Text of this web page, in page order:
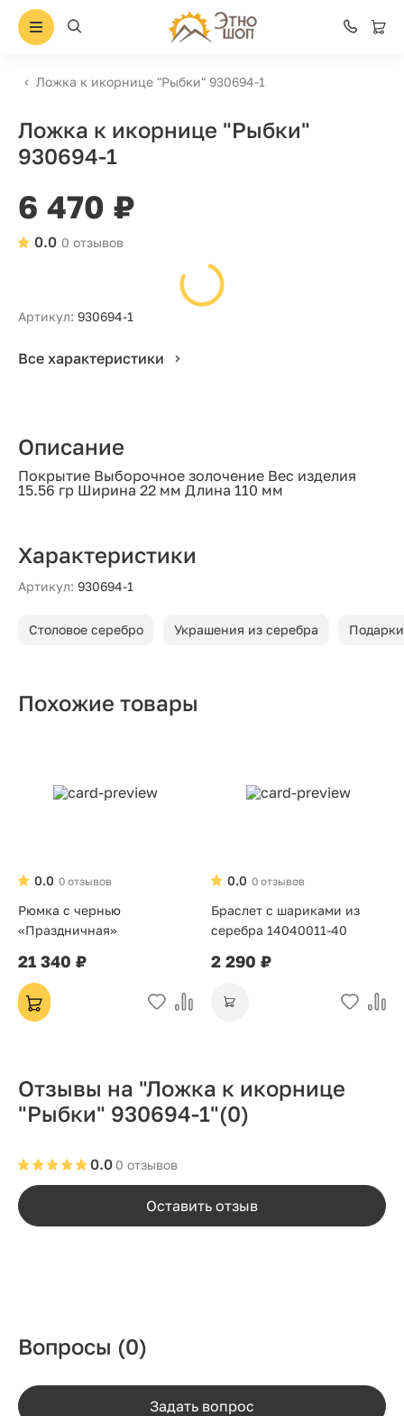
Ложка к икорнице "Рыбки" 930694-1
Ложка к икорнице "Рыбки"
930694-1
6 470 ₽
0 отзывов
0.0
Артикул: 930694-1
Все характеристики
Описание
Покрытие Выборочное золочение Вес изделия
15.56 гр Ширина 22 мм Длина 110 мм
Характеристики
Артикул: 930694-1
Столовое серебро Украшения из серебра
Похожие товары
0 отзывов
0.0
Рюмка с чернью
«Праздничная»
21 340 ₽
0 отзывов
0.0
Браслет с шариками из
серебра 14040011-40
2 290 ₽
Отзывы на "Ложка к икорнице
"Рыбки" 930694-1"(0)
0 отзывов
0.0
Оставить отзыв
Вопросы (0)
Задать вопрос